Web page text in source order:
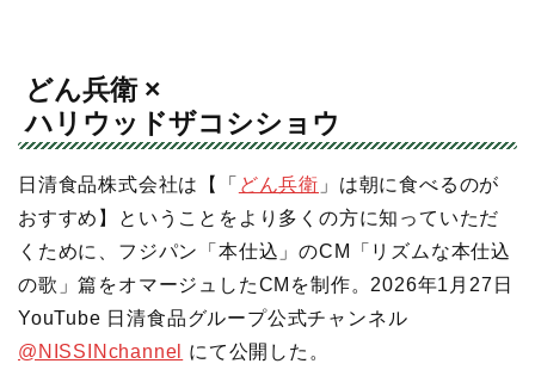
どん兵衛 ×
ハリウッドザコシショウ
日清食品株式会社は【「 どん兵衛 」は朝に食べるのが
おすすめ】ということをより多くの方に知っていただ
くために、フジパン「本仕込」のCM「リズムな本仕込
の歌」篇をオマージュしたCMを制作。2026年1月27日
YouTube 日清食品グループ公式チャンネル
@NISSINchannel
にて公開した。